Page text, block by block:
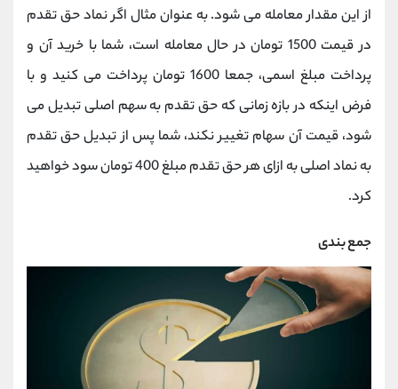
از این مقدار معامله می شود. به عنوان مثال اگر نماد حق تقدم
در قیمت 1500 تومان در حال معامله است، شما با خرید آن و
پرداخت مبلغ اسمی، جمعا 1600 تومان پرداخت می کنید و با
فرض اینکه در بازه زمانی که حق تقدم به سهم اصلی تبدیل می
شود، قیمت آن سهام تغییر نکند، شما پس از تبدیل حق تقدم
به نماد اصلی به ازای هر حق تقدم مبلغ 400 تومان سود خواهید
کرد.
جمع بندی